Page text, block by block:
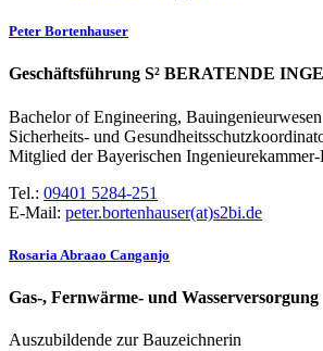
Peter Bortenhauser
Geschäftsführung S² BERATENDE
Bachelor of Engineering, Bauingenieurwesen
Sicherheits- und
Mitglied der Bayerischen
Tel.: 09401 5284-251
E-Mail: peter.bortenhauser(at)s2bi.de
Rosaria Abraao Canganjo
Gas-, Fernwärme- und Wasserversorgung
Auszubildende zur Bauzeichnerin